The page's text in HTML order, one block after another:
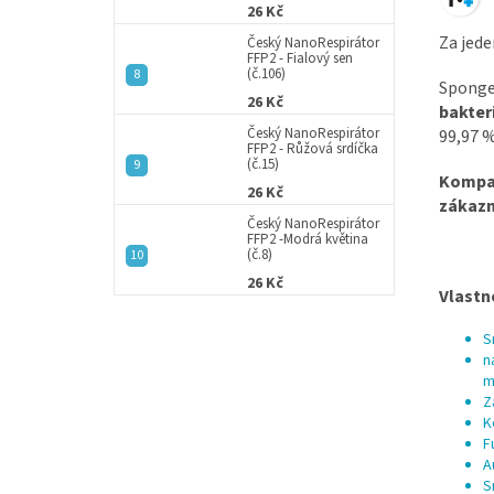
26 Kč
Český NanoRespirátor
FFP2 - Fialový sen
(č.106)
26 Kč
Český NanoRespirátor
FFP2 - Růžová srdíčka
(č.15)
26 Kč
Český NanoRespirátor
FFP2 -Modrá květina
(č.8)
26 Kč
Za
99,97